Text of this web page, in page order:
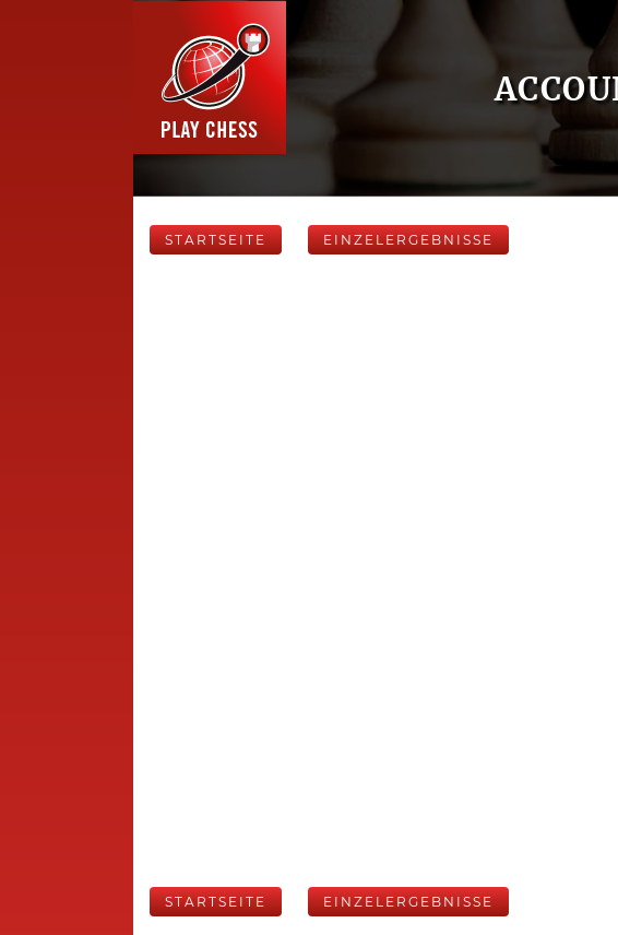
STARTSEITE EINZELERGEBNISSE
STARTSEITE EINZELERGEBNISSE